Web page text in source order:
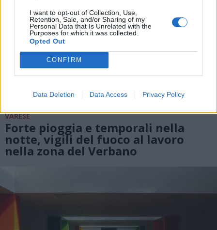
I want to opt-out of Collection, Use,
Retention, Sale, and/or Sharing of my
Personal Data that Is Unrelated with the
Purposes for which it was collected.
Opted Out
CONFIRM
Data Deletion Data Access Privacy Policy
VARESE
Forte pioggia e temporali nella
notte, vigili del fuoco al lavoro
nella zona del Verbano